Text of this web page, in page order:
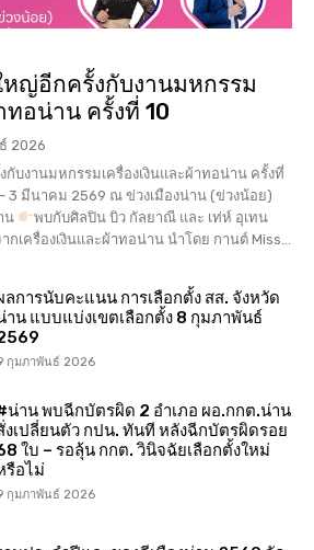
หญ่อีกครั้งกับงานมหกรรม
ทอน่าน ครั้งที่ 10
2026
บงานมหกรรมเครื่องเงินและผ้าทอน่าน ครั้งที่
3 มีนาคม 2569 ณ ข่วงเมืองน่าน (ข่วงน้อย)
น
พบกับศิลปิน บิว กัลยาณี และ เท่ห์ อุเทน
เครื่องเงินและผ้าทอน่าน นำโดย กานต์ Miss...
ลการนับคะแนน การเลือกตั้ง สส. จังหวัด
าน แบบแบ่งเขตเลือกตั้ง 8 กุมภาพันธ์
กุมภาพันธ์ 2026
น่าน พบฉีกบัตรผิด 2 อำเภอ ผอ.กกต.น่าน
งเปลี่ยนตัว กปน. ทันที หลังฉีกบัตรผิดรอย
ใบ – รอลุ้น กกต. วินิจฉัยเลือกตั้งใหม่
รือไม่
กุมภาพันธ์ 2026